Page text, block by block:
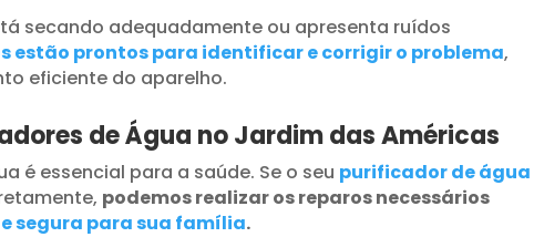
secando adequadamente ou apresenta ruídos
estão prontos para identificar e corrigir o problema,
eficiente do aparelho.
de Água no Jardim das Américas
é essencial para a saúde. Se o seu purificador de água
podemos realizar os reparos necessários
segura para sua família.